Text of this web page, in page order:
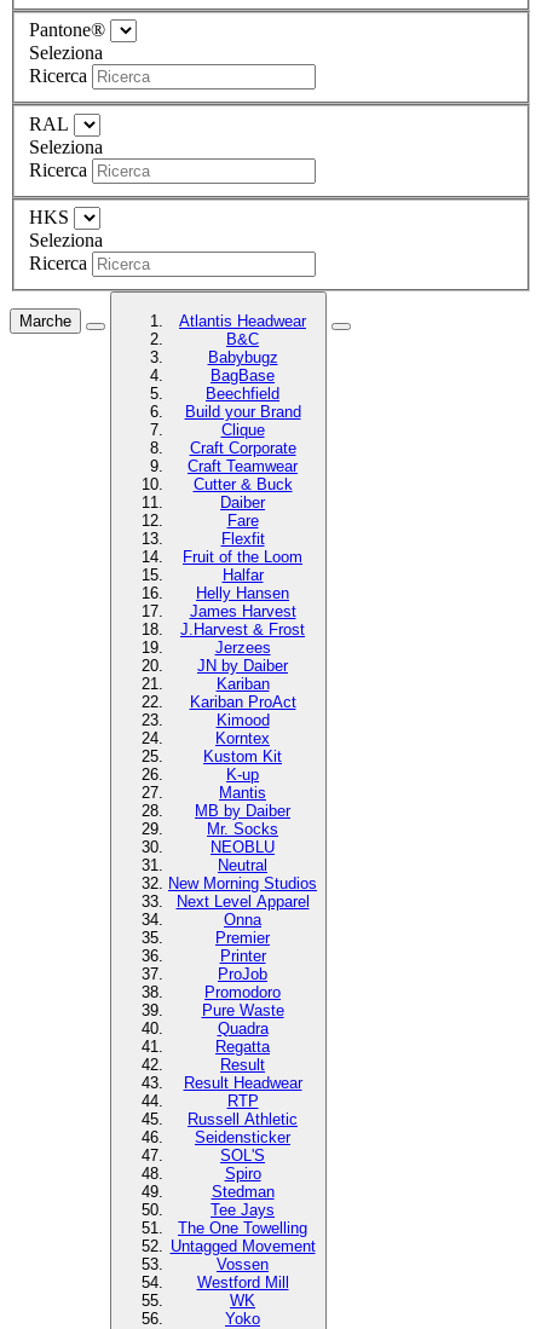
Pantone®
Seleziona
Ricerca
RAL
Seleziona
Ricerca
HKS
Seleziona
Ricerca
Marche
Atlantis Headwear
B&C
Babybugz
BagBase
Beechfield
Build your Brand
Clique
Craft Corporate
Craft Teamwear
Cutter & Buck
Daiber
Fare
Flexfit
Fruit of the Loom
Halfar
Helly Hansen
James Harvest
J.Harvest & Frost
Jerzees
JN by Daiber
Kariban
Kariban ProAct
Kimood
Korntex
Kustom Kit
K-up
Mantis
MB by Daiber
Mr. Socks
NEOBLU
Neutral
New Morning Studios
Next Level Apparel
Onna
Premier
Printer
ProJob
Promodoro
Pure Waste
Quadra
Regatta
Result
Result Headwear
RTP
Russell Athletic
Seidensticker
SOL'S
Spiro
Stedman
Tee Jays
The One Towelling
Untagged Movement
Vossen
Westford Mill
WK
Yoko